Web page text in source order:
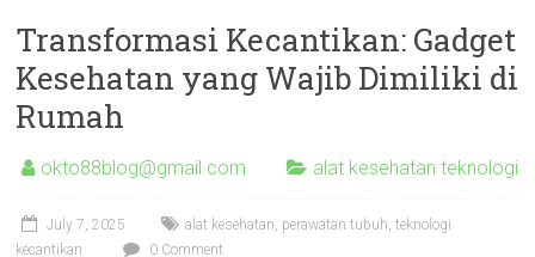
Transformasi Kecantikan: Gadget
Kesehatan yang Wajib Dimiliki di
Rumah
okto88blog@gmail.com alat kesehatan teknologi
July 7, 2025 alat kesehatan, perawatan tubuh,teknologi
kecantikan
0 Comment